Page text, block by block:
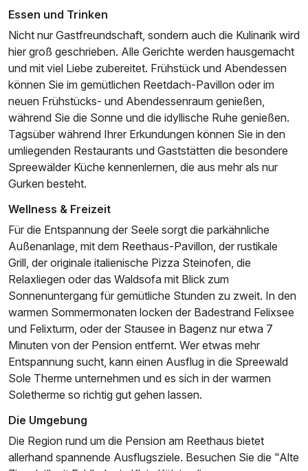
Essen und Trinken
Nicht nur Gastfreundschaft, sondern auch die Kulinarik wird
hier groß geschrieben. Alle Gerichte werden hausgemacht
und mit viel Liebe zubereitet. Frühstück und Abendessen
können Sie im gemütlichen Reetdach-Pavillon oder im
neuen Frühstücks- und Abendessenraum genießen,
während Sie die Sonne und die idyllische Ruhe genießen.
Tagsüber während Ihrer Erkundungen können Sie in den
umliegenden Restaurants und Gaststätten die besondere
Spreewälder Küche kennenlernen, die aus mehr als nur
Gurken besteht.
Wellness & Freizeit
Für die Entspannung der Seele sorgt die parkähnliche
Außenanlage, mit dem Reethaus-Pavillon, der rustikale
Grill, der originale italienische Pizza Steinofen, die
Relaxliegen oder das Waldsofa mit Blick zum
Sonnenuntergang für gemütliche Stunden zu zweit. In den
warmen Sommermonaten locken der Badestrand Felixsee
und Felixturm, oder der Stausee in Bagenz nur etwa 7
Minuten von der Pension entfernt. Wer etwas mehr
Entspannung sucht, kann einen Ausflug in die Spreewald
Sole Therme unternehmen und es sich in der warmen
Soletherme so richtig gut gehen lassen.
Die Umgebung
Die Region rund um die Pension am Reethaus bietet
allerhand spannende Ausflugsziele. Besuchen Sie die "Alte